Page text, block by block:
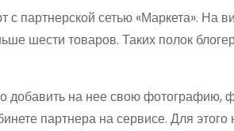
с партнерской сетью «Маркета». На
шести товаров. Таких полок
добавить на нее свою фотографию,
партнера на сервисе. Для этого